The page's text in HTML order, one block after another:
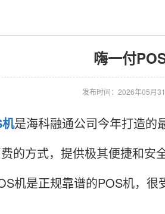
嗨一付
发布时间：2026年05月
是海科融通公司今年打造的
的方式，提供极其便捷和安
机是正规靠谱的POS机，很